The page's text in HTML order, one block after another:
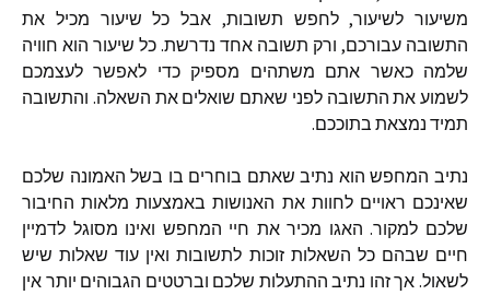
משיעור לשיעור, לחפש תשובות, אבל כל שיעור מכיל את
התשובה עבורכם, ורק תשובה אחד נדרשת. כל שיעור הוא חוויה
שלמה כאשר אתם משתהים מספיק כדי לאפשר לעצמכם
לשמוע את התשובה לפני שאתם שואלים את השאלה. והתשובה
תמיד נמצאת בתוככם.
נתיב המחפש הוא נתיב שאתם בוחרים בו בשל האמונה שלכם
שאינכם ראויים לחוות את האנושות באמצעות מלאות החיבור
שלכם למקור. האגו מכיר את חיי המחפש ואינו מסוגל לדמיין
חיים שבהם כל השאלות זוכות לתשובות ואין עוד שאלות שיש
לשאול. אך זהו נתיב ההתעלות שלכם וברטטים הגבוהים יותר אין